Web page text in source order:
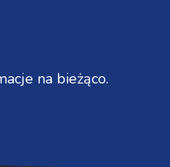
na bieżąco.